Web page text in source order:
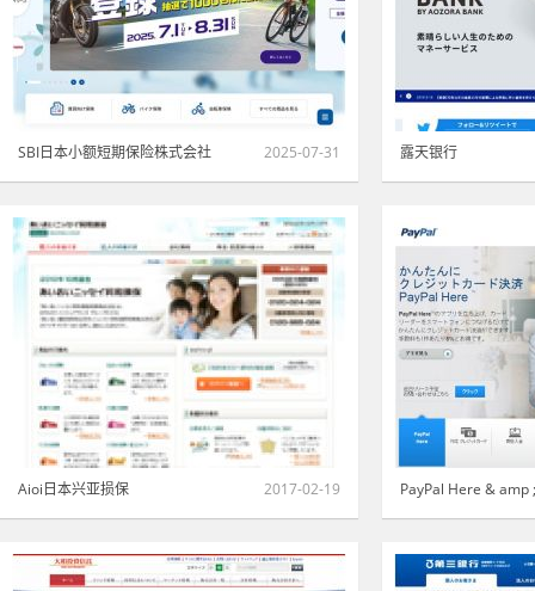
SBI日本小额短期保险株式会社 2025-07-31 露天银行
Aioi日本兴亚损保 2017-02-19
金融·证券·保险|白色 1396
PayPal Here & amp
金融·证券·保险|
金融·证券·保险|红色 1361 金融·证券·保险|